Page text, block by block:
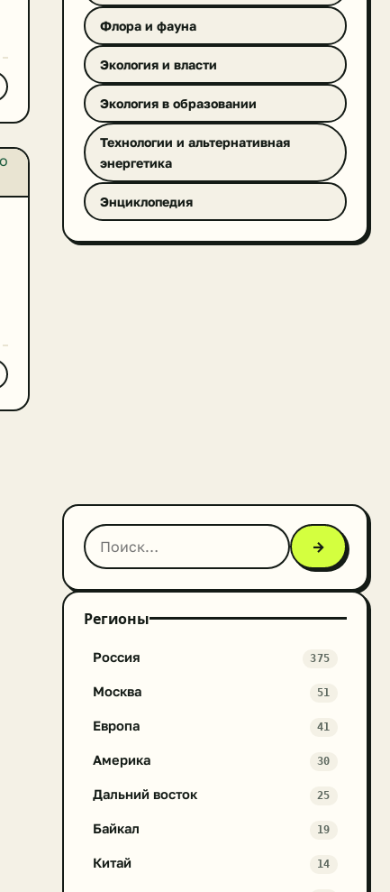
Флора и фауна
Экология и власти
Экология в образовании
Технологии и альтернативная
энергетика
Энциклопедия
→
Регионы
Россия 375
Москва 51
Европа 41
Америка 30
Дальний восток 25
Байкал 19
Китай 14